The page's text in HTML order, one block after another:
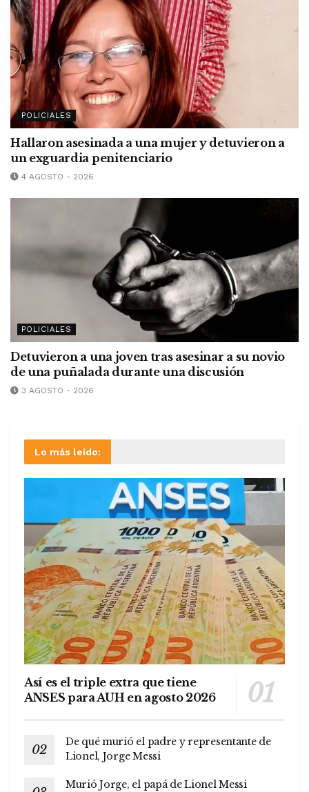
POLICIALES
Hallaron asesinada a una mujer y detuvieron a
un exguardia penitenciario
4 AGOSTO - 2026
POLICIALES
Detuvieron a una joven tras asesinar a su novio
de una puñalada durante una discusión
3 AGOSTO - 2026
Lo más leído:
Así es el triple extra que tiene
ANSES para AUH en agosto 2026
De qué murió el padre y representante de
Lionel, Jorge Messi
Murió Jorge, el papá de Lionel Messi